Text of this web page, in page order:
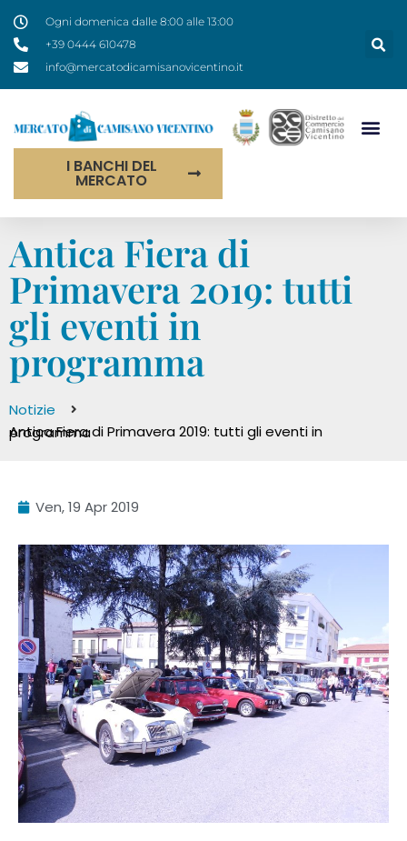
Ogni domenica dalle 8:00 alle 13:00
+39 0444 610478
info@mercatodicamisanovicentino.it
I BANCHI DEL
MERCATO
Antica Fiera di
Primavera 2019: tutti
gli eventi in
programma
Notizie
Antica Fiera di Primavera 2019: tutti gli eventi in programma
Ven, 19 Apr 2019